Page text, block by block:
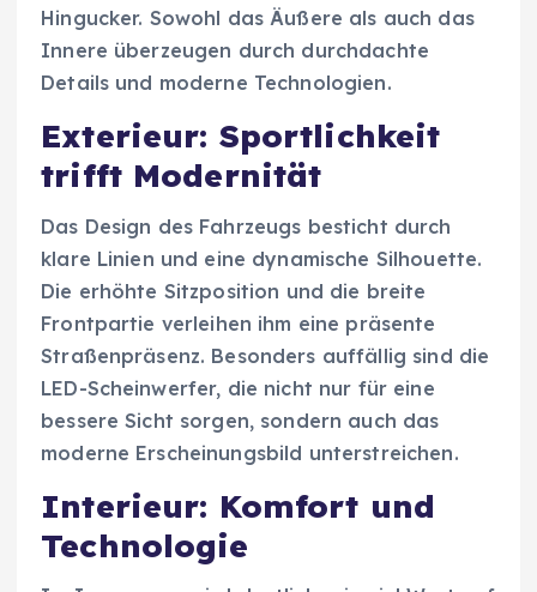
Hingucker. Sowohl das Äußere als auch das
Innere überzeugen durch durchdachte
Details und moderne Technologien.
Exterieur: Sportlichkeit
trifft Modernität
Das Design des Fahrzeugs besticht durch
klare Linien und eine dynamische Silhouette.
Die erhöhte Sitzposition und die breite
Frontpartie verleihen ihm eine präsente
Straßenpräsenz. Besonders auffällig sind die
LED-Scheinwerfer, die nicht nur für eine
bessere Sicht sorgen, sondern auch das
moderne Erscheinungsbild unterstreichen.
Interieur: Komfort und
Technologie